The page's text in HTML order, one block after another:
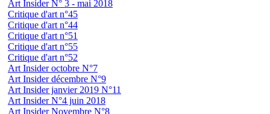
Art Insider N° 3 - mai 2018
Critique d'art n°45
Critique d'art n°44
Critique d'art n°51
Critique d'art n°55
Critique d'art n°52
Art Insider octobre N°7
Art Insider décembre N°9
Art Insider janvier 2019 N°11
Art Insider N°4 juin 2018
Art Insider Novembre N°8